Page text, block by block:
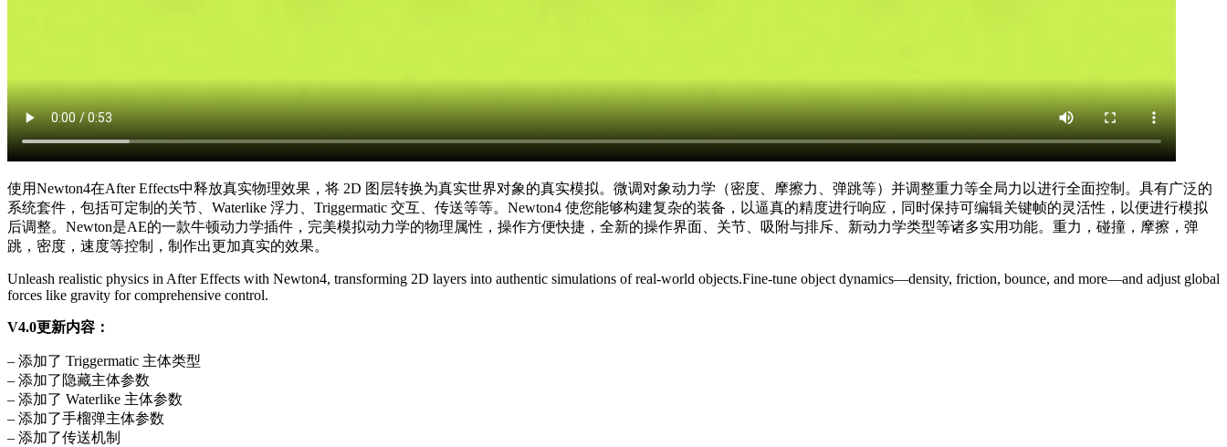
使用Newton4在After Effects中释放真实物理效果，将 2D 图层转换为真实世界对象的真实模拟。微调对象动力学（密度、摩擦力、弹跳等）并调整重力等全局力以进行全面控制。具有广泛的
系统套件，包括可定制的关节、Waterlike 浮力、Triggermatic 交互、传送等等。Newton4 使您能够构建复杂的装备，以逼真的精度进行响应，同时保持可编辑关键帧的灵活性，以便进行模拟
后调整。Newton是AE的一款牛顿动力学插件，完美模拟动力学的物理属性，操作方便快捷，全新的操作界面、关节、吸附与排斥、新动力学类型等诸多实用功能。重力，碰撞，摩擦，弹
跳，密度，速度等控制，制作出更加真实的效果。
Unleash realistic physics in After Effects with Newton4, transforming 2D layers into authentic simulations of real-world objects.Fine-tune object dynamics—density, friction, bounce, and more—and adjust global
forces like gravity for comprehensive control.
V4.0更新内容：
– 添加了 Triggermatic 主体类型
– 添加了隐藏主体参数
– 添加了 Waterlike 主体参数
– 添加了手榴弹主体参数
– 添加了传送机制